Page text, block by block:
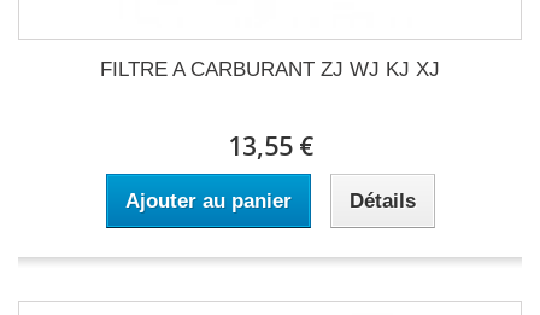
FILTRE A CARBURANT ZJ WJ KJ XJ
13,55 €
Ajouter au panier Détails